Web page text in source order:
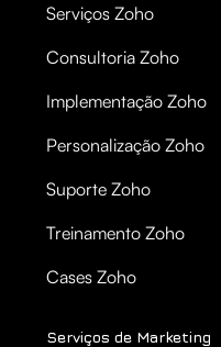
Serviços Zoho
Consultoria Zoho
Implementação Zoho
Personalização Zoho
Suporte Zoho
Treinamento Zoho
Cases Zoho
Serviços de Marketing